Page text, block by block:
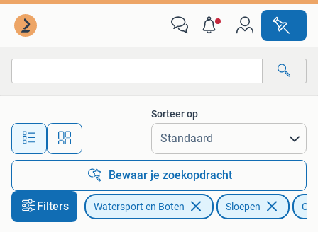
Alle afstanden…
Sorteer op
Bewaar je zoekopdracht
Filters Watersport en Boten Sloepen